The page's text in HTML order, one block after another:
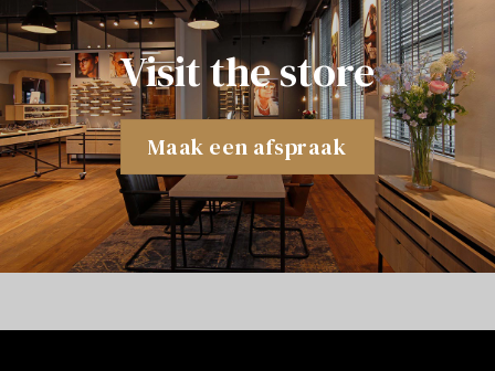
Visit the store
Maak een afspraak